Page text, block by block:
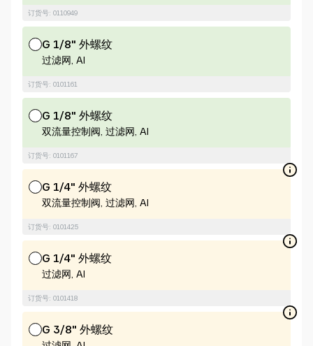
订货号: 0110949
G 1/8" 外螺纹
过滤网, Al
订货号: 0101161
G 1/8" 外螺纹
双流量控制阀, 过滤网, Al
订货号: 0101167
G 1/4" 外螺纹
双流量控制阀, 过滤网, Al
订货号: 0101425
G 1/4" 外螺纹
过滤网, Al
订货号: 0101418
G 3/8" 外螺纹